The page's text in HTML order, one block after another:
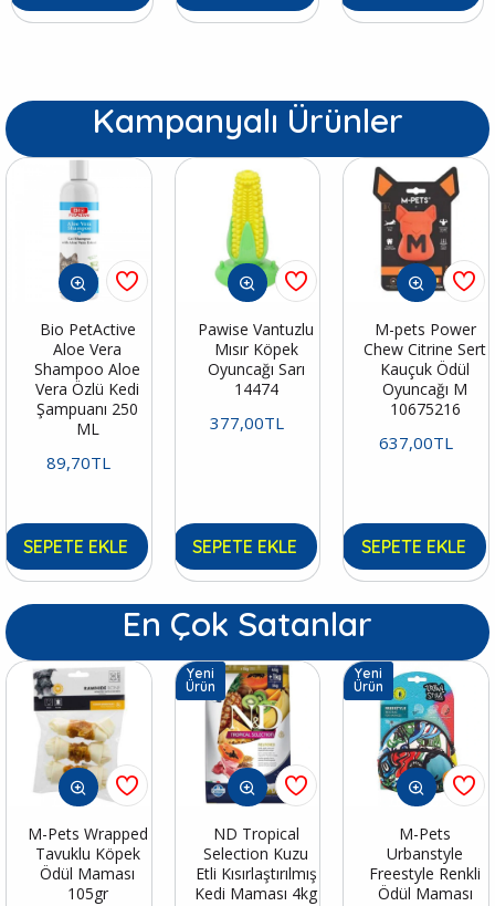
Kampanyalı Ürünler
Bio PetActive
Aloe Vera
Shampoo Aloe
Vera Özlü Kedi
Şampuanı 250
ML
89,70TL
SEPETE EKLE
Pawise Vantuzlu
Mısır Köpek
Oyuncağı Sarı
14474
377,00TL
SEPETE EKLE
M-pets Power
Chew Citrine Sert
Kauçuk Ödül
Oyuncağı M
10675216
637,00TL
SEPETE EKLE
En Çok Satanlar
M-Pets Wrapped
Tavuklu Köpek
Ödül Maması
105gr
Yeni
Ürün
ND Tropical
Selection Kuzu
Etli Kısırlaştırılmış
Kedi Maması 4kg
Yeni
Ürün
M-Pets
Urbanstyle
Freestyle Renkli
Ödül Maması